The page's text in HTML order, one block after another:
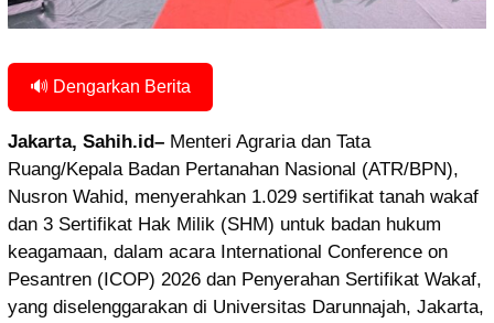
🔊 Dengarkan Berita
Jakarta, Sahih.id– Menteri Agraria dan Tata
Ruang/Kepala Badan Pertanahan Nasional (ATR/BPN),
Nusron Wahid, menyerahkan 1.029 sertifikat tanah wakaf
dan 3 Sertifikat Hak Milik (SHM) untuk badan hukum
keagamaan, dalam acara International Conference on
Pesantren (ICOP) 2026 dan Penyerahan Sertifikat Wakaf,
yang diselenggarakan di Universitas Darunnajah, Jakarta,